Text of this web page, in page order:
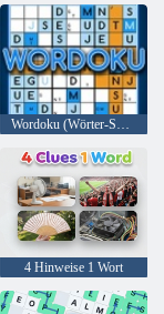
Wordoku (Wörter-Sudoku)
4 Hinweise 1 Wort